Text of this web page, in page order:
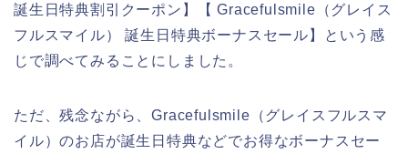
誕生日特典割引クーポン】【 Gracefulsmile（グレイス
フルスマイル） 誕生日特典ボーナスセール】という感
じで調べてみることにしました。
ただ、残念ながら、Gracefulsmile（グレイスフルスマ
イル）のお店が誕生日特典などでお得なボーナスセー